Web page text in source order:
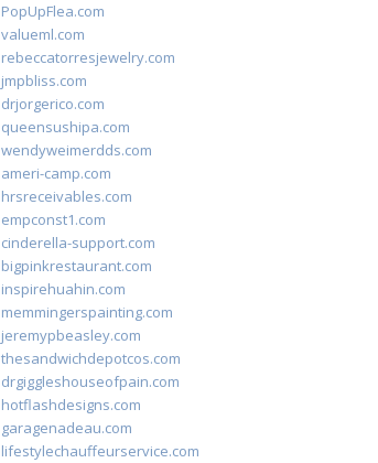
PopUpFlea.com
valueml.com
rebeccatorresjewelry.com
jmpbliss.com
drjorgerico.com
queensushipa.com
wendyweimerdds.com
ameri-camp.com
hrsreceivables.com
empconst1.com
cinderella-support.com
bigpinkrestaurant.com
inspirehuahin.com
memmingerspainting.com
jeremypbeasley.com
thesandwichdepotcos.com
drgiggleshouseofpain.com
hotflashdesigns.com
garagenadeau.com
lifestylechauffeurservice.com